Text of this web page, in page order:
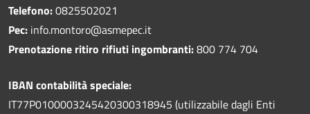
Telefono:0825502021
Pec: info.montoro@asmepec.it
Prenotazione ritiro rifiuti ingombranti:800 774 704
IBAN contabilità speciale:
IT77P0100003245420300318945 (utilizzabile dagli Enti